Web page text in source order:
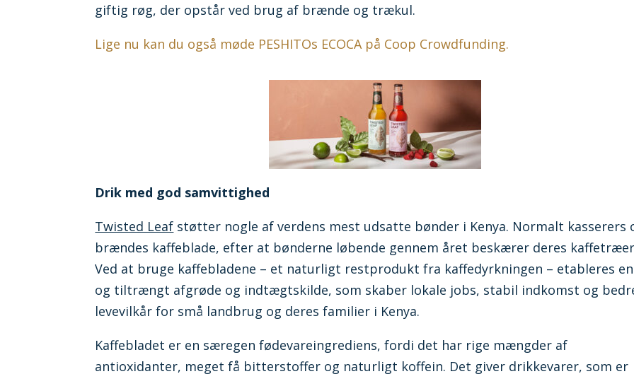
giftig røg, der opstår ved brug af brænde og trækul.
Lige nu kan du også møde PESHITOs ECOCA på Coop Crowdfunding.
Drik med god samvittighed
Twisted Leaf støtter nogle af verdens mest udsatte bønder i Kenya. Normalt kasserers
brændes kaffeblade, efter at bønderne løbende gennem året beskærer deres
Ved at bruge kaffebladene – et naturligt restprodukt fra kaffedyrkningen – etableres
og tiltrængt afgrøde og indtægtskilde, som skaber lokale jobs, stabil indkomst og
levevilkår for små landbrug og deres familier i Kenya.
Kaffebladet er en særegen fødevareingrediens, fordi det har rige mængder af
antioxidanter, meget få bitterstoffer og naturligt koffein. Det giver drikkevarer, som er